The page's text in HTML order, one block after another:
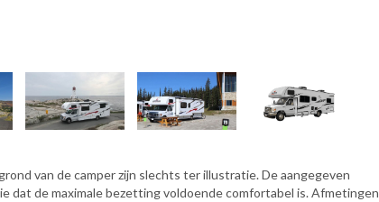
van de camper zijn slechts ter illustratie. De aangegeven
dat de maximale bezetting voldoende comfortabel is. Afmetingen